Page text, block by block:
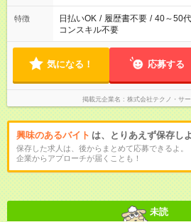
特徴 日払いOK / 履歴書不要 / 40～50
コンスキル不要
気になる！ 応募する
掲載元企業名 株式会社テクノ・サ
興味のあるバイト は、とりあえず保存し
保存した求人は、後からまとめて応募できるよ。
企業からアプローチが届くことも！
未読